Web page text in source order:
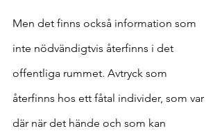
Men det finns också information som
inte nödvändigtvis återfinns i det
offentliga rummet. Avtryck som
återfinns hos ett fåtal individer, som var
där när det hände och som kan